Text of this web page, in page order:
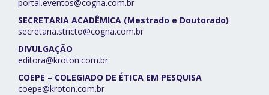
portal.eventos@cogna.com.br
SECRETARIA ACADÊMICA (Mestrado e Doutorado)
secretaria.stricto@cogna.com.br
DIVULGAÇÃO
editora@kroton.com.br
COEPE – COLEGIADO DE ÉTICA EM PESQUISA
coepe@kroton.com.br